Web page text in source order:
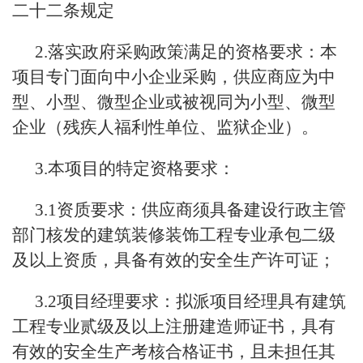
二十二条规定
2.落实政府采购政策满足的资格要求：本
项目专门面向中小企业采购，供应商应为中
型、小型、微型企业或被视同为小型、微型
企业（残疾人福利性单位、监狱企业）。
3.本项目的特定资格要求：
3.1资质要求：供应商须具备建设行政主管
部门核发的建筑装修装饰工程专业承包二级
及以上资质，具备有效的安全生产许可证；
3.2项目经理要求：拟派项目经理具有建筑
工程专业贰级及以上注册建造师证书，具有
有效的安全生产考核合格证书，且未担任其